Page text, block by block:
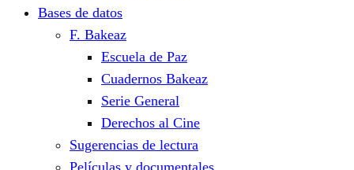
Bases de datos
F. Bakeaz
Escuela de Paz
Cuadernos Bakeaz
Serie General
Derechos al Cine
Sugerencias de lectura